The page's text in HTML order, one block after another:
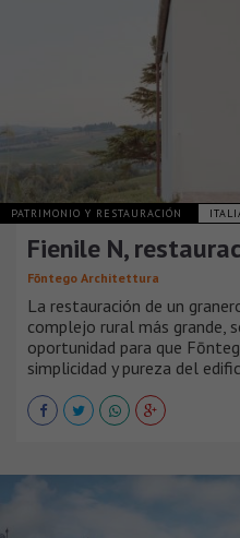
PATRIMONIO Y RESTAURACIÓN
Fienile N,
Fōntego Architettura
La restauración de un
complejo rural más grande,
oportunidad para que
simplicidad y pureza del